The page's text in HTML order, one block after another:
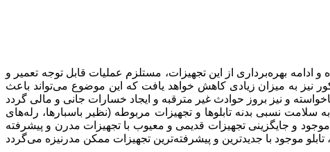
و تجهیزات استفاده شده در آنها (نظیر دژنگتور، سکسیونر، رله، کلیدهای فشار ضعیف و …) حداکثر 30 سال بوده و ادامه بهره‌برداری از این تجهیزات، مستلزم عملیات قابل توجه تعمیر و
نیز به میزان زیادی کاهش خواهد یافت که این موضوع می‌تواند باعث
سلامت نسبی بدنه تابلوها و تجهیزات مربوطه (نظیر باسبارها، رله‌های
موجود و جایگزینی تجهیزات قدیمی و معیوب با تجهیزات مدرن و پیشرفته